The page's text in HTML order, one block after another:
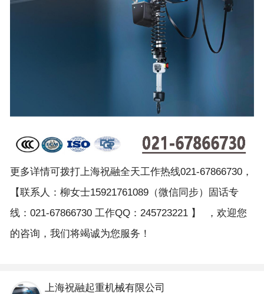
更多详情可拨打上海祝融全天工作热线021-67866730，
【联系人：柳女士15921761089（微信同步）固话专
线：021-67866730 工作QQ：245723221 】 ，欢迎您
的咨询，我们将竭诚为您服务！
上海祝融起重机械有限公司